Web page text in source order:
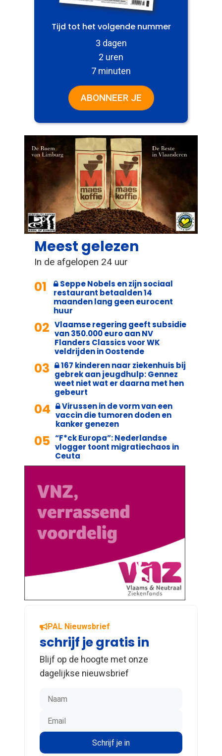
Tijd tot het volgende nummer
3 dagen
2 uren
7 minuten
ABONNEER JE
Meest gelezen
In de afgelopen 24 uur
01
Seppe Nobels en zijn sociaal
restaurant betaalden 14
maanden lang geen eurocent
huur
02 Vlaamse regering geeft subsidie
van 350.000 euro aan NV
Flanders Classics voor WK
veldrijden in Oostende
03
167 kinderen naar ziekenhuis bij
gebrek aan jeugdhulp: Gennez
weet niet wat er daarna met hen
gebeurt
04
Virussen in de vorm van een
vaccin die tumoren doden en
kanker genezen
05 “F*ck Europa”: Nederlandse
vlogger toont migratiechaos in
Ceuta
PAL Nieuwsbrief
schrijf je gratis in
Blijf op de hoogte met onze
dagelijkse nieuwsbrief